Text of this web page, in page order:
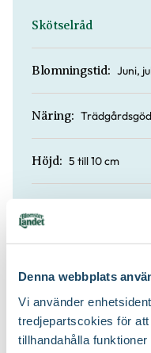
Denna webbplats
Vi använder
tredjepartscokies för
tillhandahålla
Skötselråd
Blomningstid: Juni,
Näring:
Höjd: 5 till 10 cm
Jordprodukter:
Växtsätt: